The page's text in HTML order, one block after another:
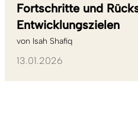
Fortschritte und
Entwicklungszielen
von Isah Shafiq
13.01.2026